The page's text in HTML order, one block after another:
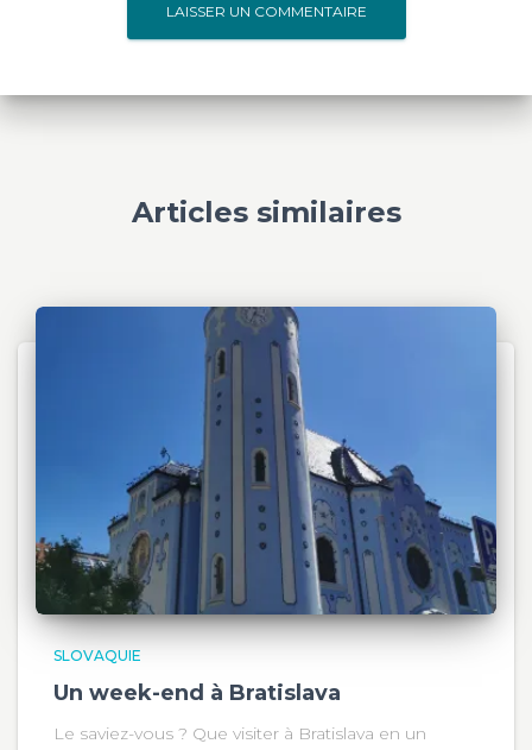
Articles similaires
SLOVAQUIE
Un week-end à Bratislava
Le saviez-vous ? Que visiter à Bratislava en un